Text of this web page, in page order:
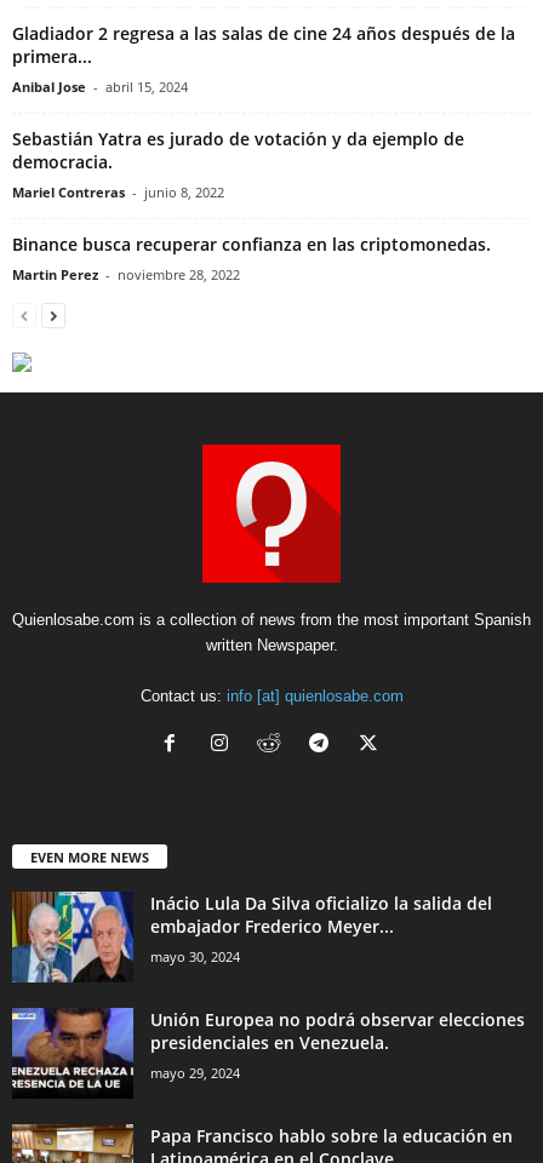
Gladiador 2 regresa a las salas de cine 24 años después de la
primera...
Anibal Jose - abril 15, 2024
Sebastián Yatra es jurado de votación y da ejemplo de
democracia.
Mariel Contreras - junio 8, 2022
Binance busca recuperar confianza en las criptomonedas.
Martin Perez - noviembre 28, 2022
Quienlosabe.com is a collection of news from the most important Spanish
written Newspaper.
Contact us: info [at] quienlosabe.com
EVEN MORE NEWS
Inácio Lula Da Silva oficializo la salida del
embajador Frederico Meyer...
mayo 30, 2024
Unión Europea no podrá observar elecciones
presidenciales en Venezuela.
mayo 29, 2024
Papa Francisco hablo sobre la educación en